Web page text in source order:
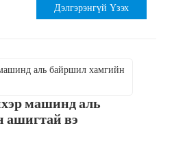
Дэлгэрэнгүй Үзэх
машинд аль
вэ